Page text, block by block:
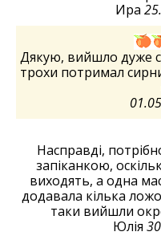
Ира
Дякую, вийшло дуже
трохи потримал
Насправді,
запіканкою,
виходять, а одна
додавала кілька
таки вийшли
Юлія